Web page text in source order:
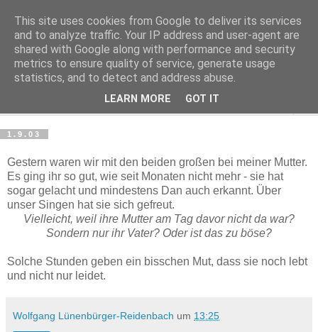
Haltungsturnen
Niveau sieht nur von unten aus wie Arroganz.
1.9.03
Gestern waren wir mit den beiden großen bei meiner Mutter.
Es ging ihr so gut, wie seit Monaten nicht mehr - sie hat
sogar gelacht und mindestens Dan auch erkannt. Über
unser Singen hat sie sich gefreut.
Vielleicht, weil ihre Mutter am Tag davor nicht da war?
Sondern nur ihr Vater? Oder ist das zu böse?
Solche Stunden geben ein bisschen Mut, dass sie noch lebt
und nicht nur leidet.
Wolfgang Lünenbürger-Reidenbach um 13:25
This site uses cookies from Google to deliver its services
and to analyze traffic. Your IP address and user-agent are
shared with Google along with performance and security
metrics to ensure quality of service, generate usage
statistics, and to detect and address abuse.
LEARN MORE GOT IT